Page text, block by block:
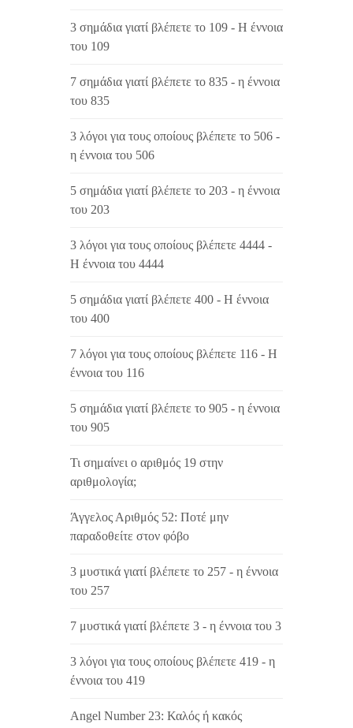
3 σημάδια γιατί βλέπετε το 109 - Η έννοια
του 109
7 σημάδια γιατί βλέπετε το 835 - η έννοια
του 835
3 λόγοι για τους οποίους βλέπετε το 506 -
η έννοια του 506
5 σημάδια γιατί βλέπετε το 203 - η έννοια
του 203
3 λόγοι για τους οποίους βλέπετε 4444 -
Η έννοια του 4444
5 σημάδια γιατί βλέπετε 400 - Η έννοια
του 400
7 λόγοι για τους οποίους βλέπετε 116 - Η
έννοια του 116
5 σημάδια γιατί βλέπετε το 905 - η έννοια
του 905
Τι σημαίνει ο αριθμός 19 στην
αριθμολογία;
Άγγελος Αριθμός 52: Ποτέ μην
παραδοθείτε στον φόβο
3 μυστικά γιατί βλέπετε το 257 - η έννοια
του 257
7 μυστικά γιατί βλέπετε 3 - η έννοια του 3
3 λόγοι για τους οποίους βλέπετε 419 - η
έννοια του 419
Angel Number 23: Καλός ή κακός